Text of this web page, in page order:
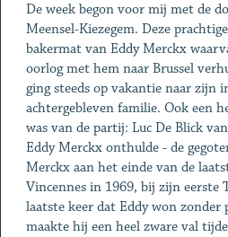
De week begon voor mij met de
Meensel-Kiezegem. Deze
bakermat van Eddy Merckx
oorlog met hem naar Brussel
ging steeds op vakantie naar zijn
achtergebleven familie. Ook een
was van de partij: Luc De Blick
Eddy Merckx onthulde - de
Merckx aan het einde van de
Vincennes in 1969, bij zijn eerste
laatste keer dat Eddy won
maakte hij een heel zware val